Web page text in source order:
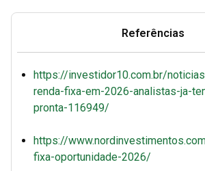
Referências
https://investidor10.com.br/
renda-fixa-em-2026-analistas-ja-
pronta-116949/
https://
fixa-oportunidade-2026/